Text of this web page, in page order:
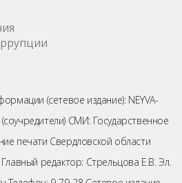
(сетевое издание): NEYVA-
СМИ: Государственное
печати Свердловской области
редактор: Стрельцова Е.В. Эл.